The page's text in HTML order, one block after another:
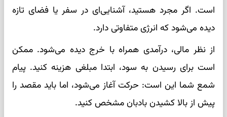
است. اگر مجرد هستید، آشنایی‌ای در سفر یا فضای تازه
دیده می‌شود که انرژی متفاوتی دارد.
از نظر مالی، درآمدی همراه با خرج دیده می‌شود. ممکن
است برای رسیدن به سود، ابتدا مبلغی هزینه کنید. پیام
شمع شما این است: حرکت آغاز می‌شود، اما باید مقصد را
پیش از بالا کشیدن بادبان مشخص کنید.